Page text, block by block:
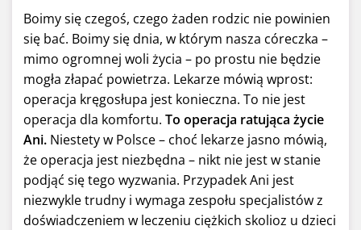
Boimy się czegoś, czego żaden rodzic nie powinien
się bać. Boimy się dnia, w którym nasza córeczka –
mimo ogromnej woli życia – po prostu nie będzie
mogła złapać powietrza. Lekarze mówią wprost:
operacja kręgosłupa jest konieczna. To nie jest
operacja dla komfortu. To operacja ratująca życie
Ani. Niestety w Polsce – choć lekarze jasno mówią,
że operacja jest niezbędna – nikt nie jest w stanie
podjąć się tego wyzwania. Przypadek Ani jest
niezwykle trudny i wymaga zespołu specjalistów z
doświadczeniem w leczeniu ciężkich skolioz u dzieci